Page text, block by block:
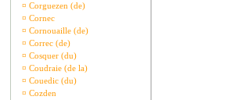
¤ Corguezen (de)
¤ Cornec
¤ Cornouaille (de)
¤ Correc (de)
¤ Cosquer (du)
¤ Coudraie (de la)
¤ Couedic (du)
¤ Cozden